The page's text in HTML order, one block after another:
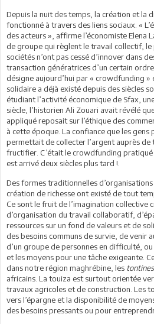
Depuis la nuit des temps, la création et la
fonctionné à travers des liens sociaux. «
des acteurs », affirme l’économiste Elena
de groupe qui règlent le travail collectif, le
sociétés n’ont pas cessé d’innover dans
transaction génératrices d’un certain
désigne aujourd’hui par « crowdfunding »
solidaire a déjà existé depuis des siècles
étudiant l’activité économique de Sfax,
siècle, l’historien Ali Zouari avait révélé
appliqué reposait sur l’éthique des
à cette époque. La confiance que les gens
permettait de collecter l’argent auprès de
fructifier. C’était le crowdfunding pratiqué
est arrivé deux siècles plus tard !.
Des formes traditionnelles
création de richesse ont existé de tout
Ce sont le fruit de l’imagination collective
d’organisation du travail collaboratif,
ressources sur un fond de valeurs et de
des besoins communs de survie, de venir
d’un groupe de personnes en difficulté,
et les moyens pour une tâche exigeante.
dans notre région maghrébine, les tontines
africains. La touiza est surtout orientée
travaux agricoles et de construction. Les
vers l’épargne et la disponibilité de
des besoins pressants ou pour